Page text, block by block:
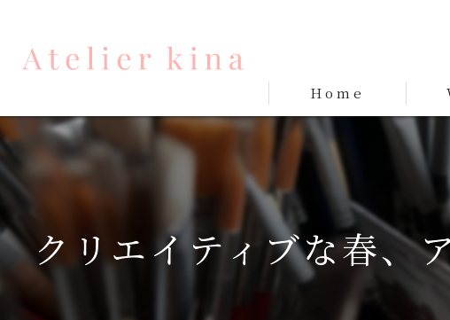
Home
クリエイティブな春、